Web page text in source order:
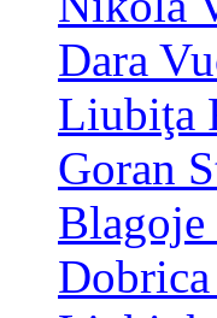
Dara
Liubiţa
Goran